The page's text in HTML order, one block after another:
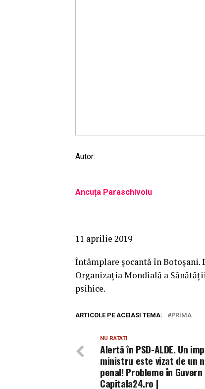
Autor:
Ancuța Paraschivoiu
11 aprilie 2019
Întâmplare şocantă în
Organizaţia Mondială a
psihice.
ARTICOLE PE ACEIASI TEMA: PRIMA
NU RATATI
Alertă în PSD-ALDE. Un
ministru este vizat de un
penal! Probleme în Guvern
Capitala24.ro |